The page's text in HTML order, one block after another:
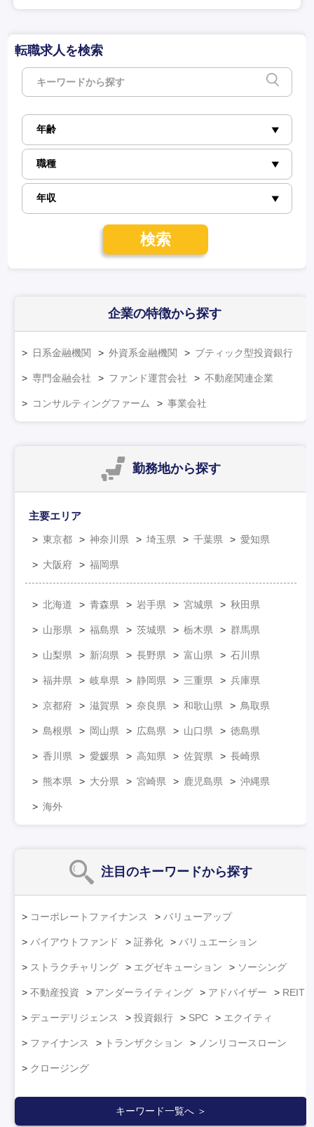
転職求人を検索
検索
企業の特徴から探す
日系金融機関 外資系金融機関 ブティック型投資銀行
専門金融会社 ファンド運営会社 不動産関連企業
コンサルティングファーム 事業会社
勤務地から探す
主要エリア
東京都 神奈川県 埼玉県 千葉県 愛知県
大阪府 福岡県
北海道 青森県 岩手県 宮城県 秋田県
山形県 福島県 茨城県 栃木県 群馬県
山梨県 新潟県 長野県 富山県 石川県
福井県 岐阜県 静岡県 三重県 兵庫県
京都府 滋賀県 奈良県 和歌山県 鳥取県
島根県 岡山県 広島県 山口県 徳島県
香川県 愛媛県 高知県 佐賀県 長崎県
熊本県 大分県 宮崎県 鹿児島県 沖縄県
海外
注目のキーワードから探す
コーポレートファイナンス バリューアップ
バイアウトファンド 証券化 バリュエーション
ストラクチャリング エグゼキューション ソーシング
不動産投資 アンダーライティング アドバイザー REIT
デューデリジェンス 投資銀行 SPC エクイティ
ファイナンス トランザクション ノンリコースローン
クロージング
キーワード一覧へ ＞